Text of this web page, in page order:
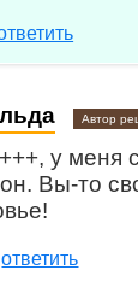
Автор
у меня
Вы-то
ответить